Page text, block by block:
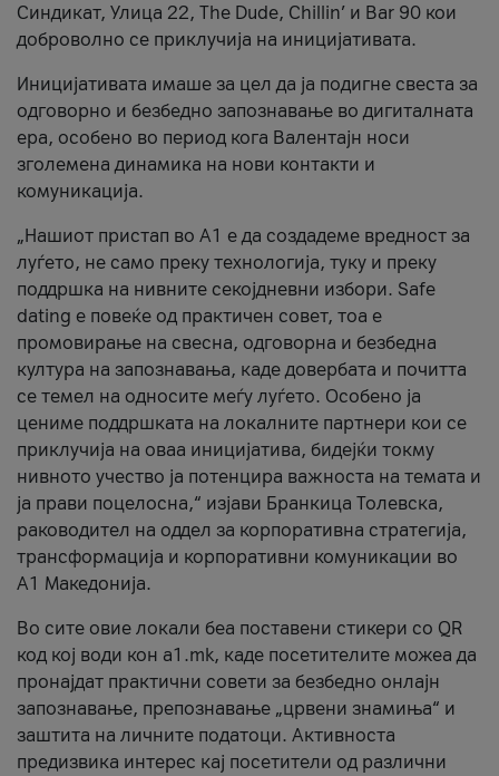
Синдикат, Улица 22, The Dude, Chillin’ и Bar 90 кои
доброволно се приклучија на иницијативата.
Иницијативата имаше за цел да ја подигне свеста за
одговорно и безбедно запознавање во дигиталната
ера, особено во период кога Валентајн носи
зголемена динамика на нови контакти и
комуникација.
„Нашиот пристап во А1 е да создадеме вредност за
луѓето, не само преку технологија, туку и преку
поддршка на нивните секојдневни избори. Safe
dating е повеќе од практичен совет, тоа е
промовирање на свесна, одговорна и безбедна
култура на запознавања, каде довербата и почитта
се темел на односите меѓу луѓето. Особено ја
цениме поддршката на локалните партнери кои се
приклучија на оваа иницијатива, бидејќи токму
нивното учество ја потенцира важноста на темата и
ја прави поцелосна,“ изјави Бранкица Толевска,
раководител на оддел за корпоративна стратегија,
трансформација и корпоративни комуникации во
А1 Македонија.
Во сите овие локали беа поставени стикери со QR
код кој води кон a1.mk, каде посетителите можеа да
пронајдат практични совети за безбедно онлајн
запознавање, препознавање „црвени знамиња“ и
заштита на личните податоци. Активноста
предизвика интерес кај посетители од различни